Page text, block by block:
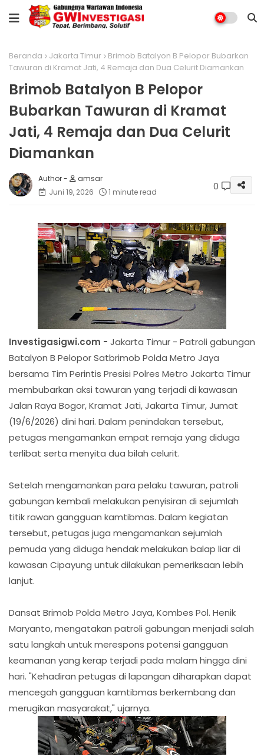
Beranda Jakarta Timur
Brimob Batalyon B Pelopor Bubarkan
Tawuran di Kramat Jati, 4 Remaja dan Dua Celurit Diamankan
Brimob Batalyon B Pelopor
Bubarkan Tawuran di Kramat
Jati, 4 Remaja dan Dua Celurit
Diamankan
amsar
Juni 19, 2026
1 minute read 0
Investigasigwi.com - Jakarta Timur - Patroli gabungan
Batalyon B Pelopor Satbrimob Polda Metro Jaya
bersama Tim Perintis Presisi Polres Metro Jakarta Timur
membubarkan aksi tawuran yang terjadi di kawasan
Jalan Raya Bogor, Kramat Jati, Jakarta Timur, Jumat
(19/6/2026) dini hari. Dalam penindakan tersebut,
petugas mengamankan empat remaja yang diduga
terlibat serta menyita dua bilah celurit.
Setelah mengamankan para pelaku tawuran, patroli
gabungan kembali melakukan penyisiran di sejumlah
titik rawan gangguan kamtibmas. Dalam kegiatan
tersebut, petugas juga mengamankan sejumlah
pemuda yang diduga hendak melakukan balap liar di
kawasan Cipayung untuk dilakukan pemeriksaan lebih
lanjut.
Dansat Brimob Polda Metro Jaya, Kombes Pol. Henik
Maryanto, mengatakan patroli gabungan menjadi salah
satu langkah untuk merespons potensi gangguan
keamanan yang kerap terjadi pada malam hingga dini
hari. "Kehadiran petugas di lapangan diharapkan dapat
mencegah gangguan kamtibmas berkembang dan
merugikan masyarakat," ujarnya.